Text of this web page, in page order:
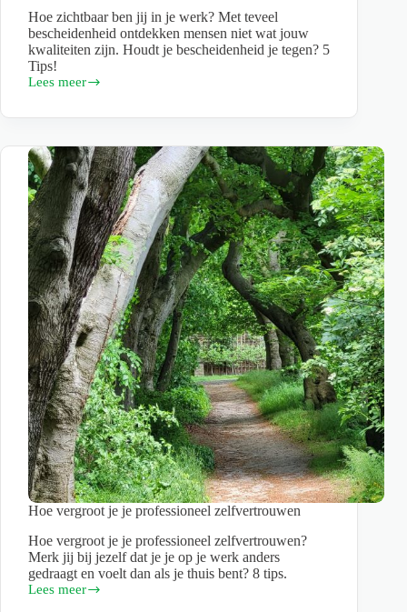
Hoe zichtbaar ben jij in je werk? Met teveel
bescheidenheid ontdekken mensen niet wat jouw
kwaliteiten zijn. Houdt je bescheidenheid je tegen? 5
Tips!
Lees meer
Bescheidenheid;
lust
een
last?
Hoe vergroot je je professioneel zelfvertrouwen
Hoe vergroot je je professioneel zelfvertrouwen?
Merk jij bij jezelf dat je je op je werk anders
gedraagt en voelt dan als je thuis bent? 8 tips.
Lees meer
Hoe